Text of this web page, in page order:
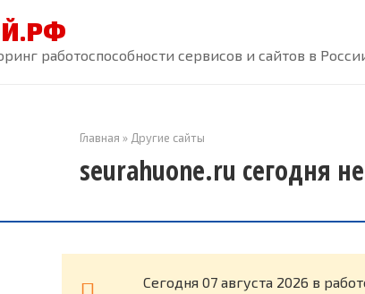
работоспособности сервисов и сайтов в
Главная » Другие сайты
seurahuone.ru сегодня
Cегодня 07 августа 2026 в